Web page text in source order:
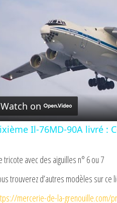
Watch on
Il-76MD-90A livré :
tricote avec des aiguilles n° 6 ou 7
trouverez d’autres modèles sur ce
mercerie-de-la-grenouille.com/